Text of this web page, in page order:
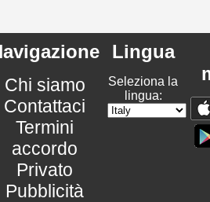
Chi siamo
Contattaci
Termini
accordo
Privato
Pubblicità
Lingua
Seleziona la
lingua: